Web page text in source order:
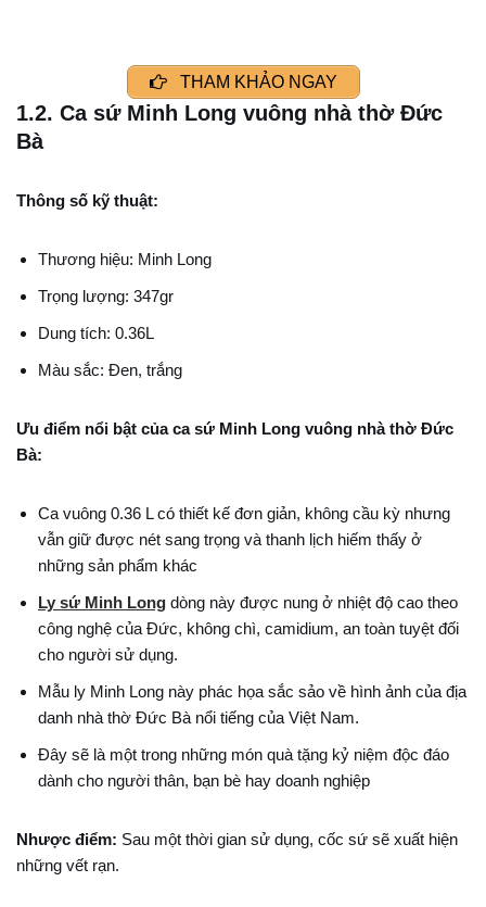
THAM KHẢO NGAY
1.2. Ca sứ Minh Long vuông nhà thờ Đức
Bà
Thông số kỹ thuật:
Thương hiệu: Minh Long
Trọng lượng: 347gr
Dung tích: 0.36L
Màu sắc: Đen, trắng
Ưu điểm nổi bật của ca sứ Minh Long vuông nhà thờ Đức
Bà:
Ca vuông 0.36 L có thiết kế đơn giản, không cầu kỳ nhưng
vẫn giữ được nét sang trọng và thanh lịch hiếm thấy ở
những sản phẩm khác
Ly sứ Minh Long dòng này được nung ở nhiệt độ cao theo
công nghệ của Đức, không chì, camidium, an toàn tuyệt đối
cho người sử dụng.
Mẫu ly Minh Long này phác họa sắc sảo về hình ảnh của địa
danh nhà thờ Đức Bà nổi tiếng của Việt Nam.
Đây sẽ là một trong những món quà tặng kỷ niệm độc đáo
dành cho người thân, bạn bè hay doanh nghiệp
Nhược điểm: Sau một thời gian sử dụng, cốc sứ sẽ xuất hiện
những vết rạn.